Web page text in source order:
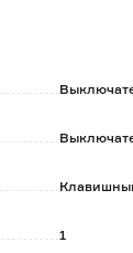
усиленными
AtlasDesign
1